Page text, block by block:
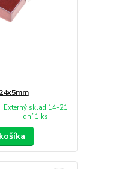
Externý sklad 14-21
dní 1 ks